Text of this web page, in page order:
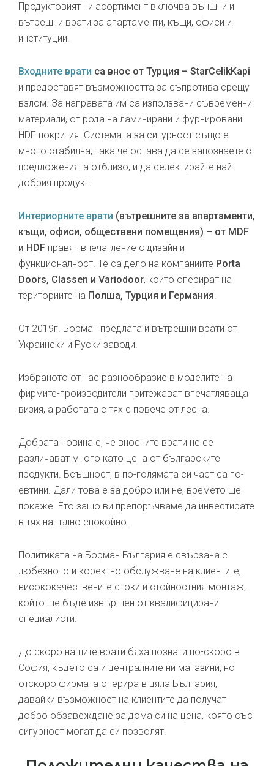
Продуктовият ни асортимент включва външни и
вътрешни врати за апартаменти, къщи, офиси и
институции.
Входните врати са внос от Турция – StarCelikKapi
и предоставят възможността за съпротива срещу
взлом. За направата им са използвани съвременни
материали, от рода на ламинирани и фурнировани
HDF покрития. Системата за сигурност също е
много стабилна, така че остава да се запознаете с
предложенията отблизо, и да селектирайте най-
добрия продукт.
Интериорните врати (вътрешните за апартаменти,
къщи, офиси, обществени помещения) – от MDF
и HDF правят впечатление с дизайн и
функционалност. Те са дело на компаниите Porta
Doors, Classen и Variodoor, които оперират на
териториите на Полша, Турция и Германия.
От 2019г. Борман предлага и вътрешни врати от
Украински и Руски заводи.
Избраното от нас разнообразие в моделите на
фирмите-производители притежават впечатляваща
визия, а работата с тях е повече от лесна.
Добрата новина е, че вносните врати не се
различават много като цена от българските
продукти. Всъщност, в по-голямата си част са по-
евтини. Дали това е за добро или не, времето ще
покаже. Ето защо ви препоръчваме да инвестирате
в тях напълно спокойно.
Политиката на Борман България е свързана с
любезното и коректно обслужване на клиентите,
висококачествените стоки и стойностния монтаж,
който ще бъде извършен от квалифицирани
специалисти.
До скоро нашите врати бяха познати по-скоро в
София, където са и централните ни магазини, но
отскоро фирмата оперира в цяла България,
давайки възможност на клиентите да получат
добро обзавеждане за дома си на цена, която със
сигурност могат да си позволят.